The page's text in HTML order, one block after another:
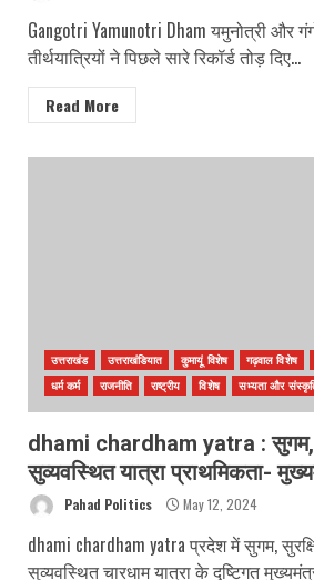
Gangotri Yamunotri Dham यमुनोत्री और
तीर्थयात्रियों ने पिछले सारे रिकॉर्ड तोड़ दिए...
Read More
उत्तराखंड उत्तराखंडियात कुमायूं विशेष गढ़वाल विशेष
धर्म कर्म
राजनीति राष्ट्रीय विशेष सभ्यता और
dhami chardham yatra : सुगम,
सुव्यवस्थित यात्रा प्राथमिकता-
Pahad Politics May 12, 2024
dhami chardham yatra प्रदेश में सुगम,
सुव्यवस्थित चारधाम यात्रा के दृष्टिगत